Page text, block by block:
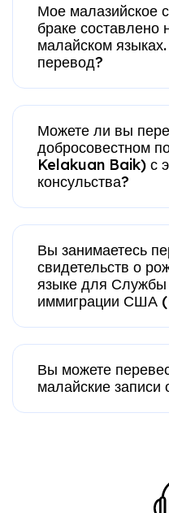
Мое малазийское
браке составлено
малайском
перевод?
Можете ли вы
добросовестном
Kelakuan Baik) с
консульства?
Вы занимаетесь
свидетельств о
языке для Службы
иммиграции США
Вы можете
малайские записи